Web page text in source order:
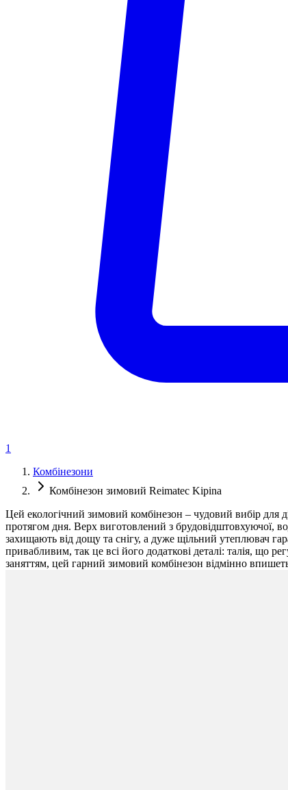
1
Комбінезони
Комбінезон зимовий Reimatec Kipina
Цей екологічний зимовий комбінезон – чудовий вибір для
протягом дня. Верх виготовлений з брудовідштовхуючої,
захищають від дощу та снігу, а дуже щільний утеплювач
привабливим, так це всі його додаткові деталі: талія, що
заняттям, цей гарний зимовий комбінезон відмінно